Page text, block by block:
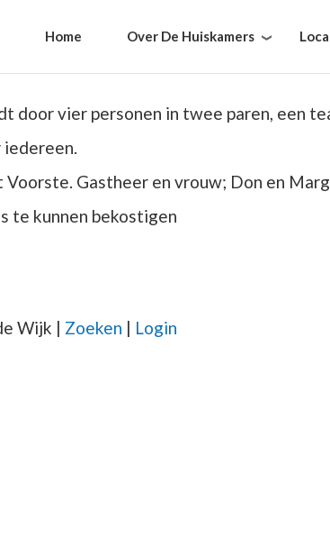
Home Over De Huiskamers
vier personen in twee paren, een
iedereen.
Gastheer en vrouw; Don en
te kunnen bekostigen
Wijk | Zoeken | Login